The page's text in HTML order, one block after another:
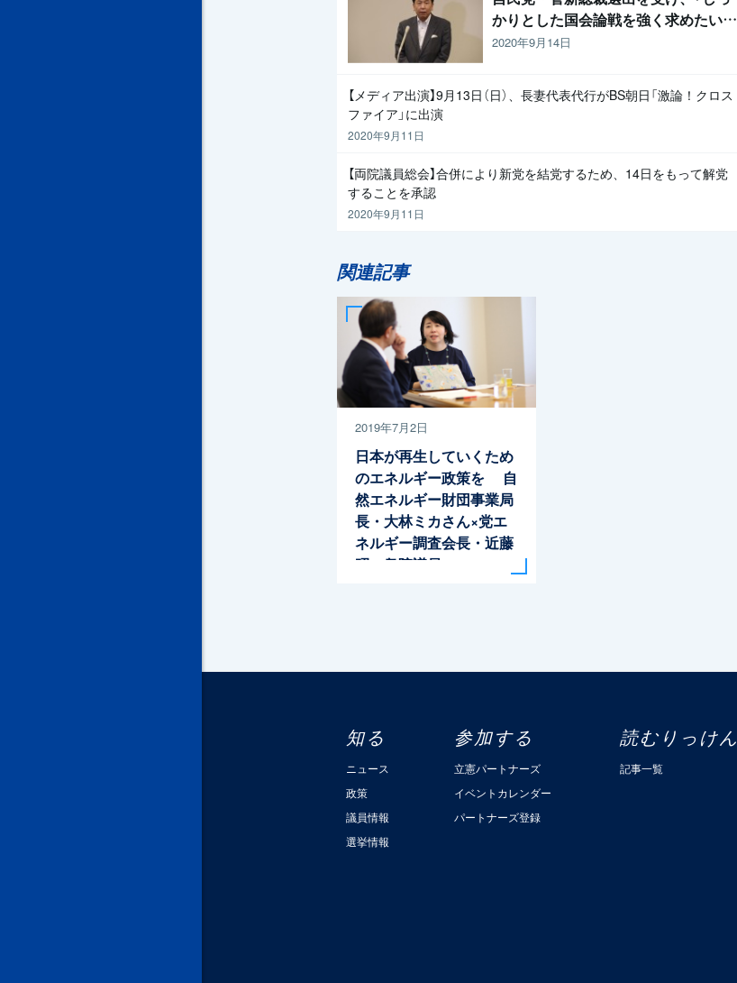
かりとした国会論戦を強く求めたい」
と枝野代表
2020年9月14日
【メディア出演】9月13日（日）、長妻代表代行がBS朝日「激論！クロス
ファイア」に出演
2020年9月11日
【両院議員総会】合併により新党を結党するため、14日をもって解党
することを承認
2020年9月11日
関連記事
2019年7月2日
日本が再生していくため
のエネルギー政策を 自
然エネルギー財団事業局
長・大林ミカさん×党エ
ネルギー調査会長・近藤
昭一衆院議員
知る
ニュース
政策
議員情報
選挙情報
参加する
立憲パートナーズ
イベントカレンダー
パートナーズ登録
読むりっけん
記事一覧